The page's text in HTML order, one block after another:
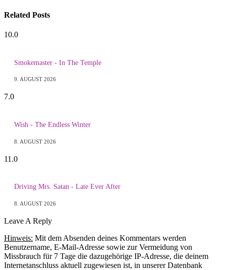
Related Posts
10.0
Smokemaster - In The Temple
9. AUGUST 2026
7.0
Wish - The Endless Winter
8. AUGUST 2026
11.0
Driving Mrs. Satan - Late Ever After
8. AUGUST 2026
Leave A Reply
Hinweis: Mit dem Absenden deines Kommentars werden
Benutzername, E-Mail-Adresse sowie zur Vermeidung von
Missbrauch für 7 Tage die dazugehörige IP-Adresse, die deinem
Internetanschluss aktuell zugewiesen ist, in unserer Datenbank